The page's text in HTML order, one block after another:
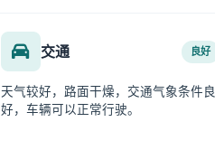
交通 良好
天气较好，路面干燥，交通气象条件良
好，车辆可以正常行驶。